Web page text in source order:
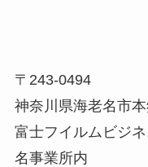
〒243-0494
神奈川県海老名市
富士フイルムビジ
名事業所内